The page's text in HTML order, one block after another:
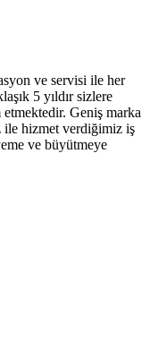
ve servisi ile her
5 yıldır sizlere
Geniş marka
ile hizmet verdiğimiz iş
ve büyütmeye